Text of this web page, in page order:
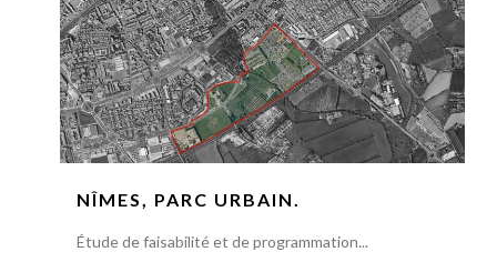
NÎMES, PARC URBAIN.
Étude de faisabilité et de programmation...